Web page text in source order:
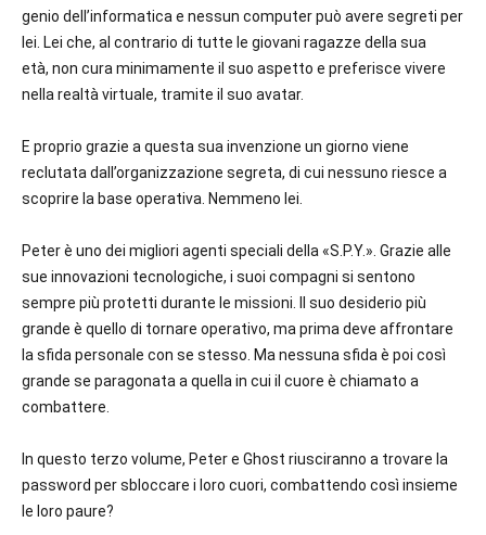
genio dell’informatica e nessun computer può avere segreti per
lei. Lei che, al contrario di tutte le giovani ragazze della sua
età, non cura minimamente il suo aspetto e preferisce vivere
nella realtà virtuale, tramite il suo avatar.
E proprio grazie a questa sua invenzione un giorno viene
reclutata dall’organizzazione segreta, di cui nessuno riesce a
scoprire la base operativa. Nemmeno lei.
Peter è uno dei migliori agenti speciali della «S.P.Y.». Grazie alle
sue innovazioni tecnologiche, i suoi compagni si sentono
sempre più protetti durante le missioni. Il suo desiderio più
grande è quello di tornare operativo, ma prima deve affrontare
la sfida personale con se stesso. Ma nessuna sfida è poi così
grande se paragonata a quella in cui il cuore è chiamato a
combattere.
In questo terzo volume, Peter e Ghost riusciranno a trovare la
password per sbloccare i loro cuori, combattendo così insieme
le loro paure?